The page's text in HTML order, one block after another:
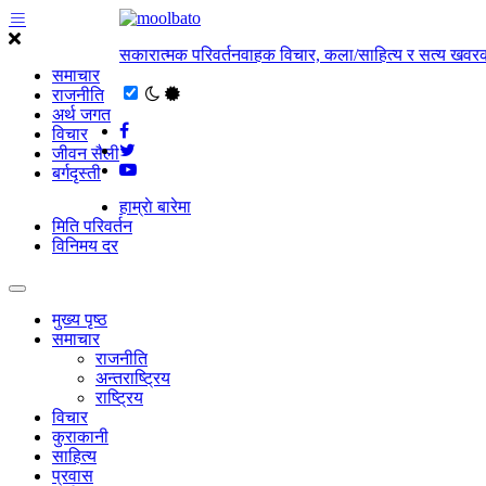
समाचार
राजनीति
अर्थ जगत
विचार
जीवन सैली
बर्गदृस्ती
सकारात्मक परिवर्तनवाहक विचार, कला/साहित्य र सत्य
हाम्राे बारेमा
मिति परिवर्तन
विनिमय दर
मुख्य पृष्ठ
समाचार
राजनीति
अन्तराष्ट्रिय
राष्ट्रिय
विचार
कुराकानी
साहित्य
प्रवास